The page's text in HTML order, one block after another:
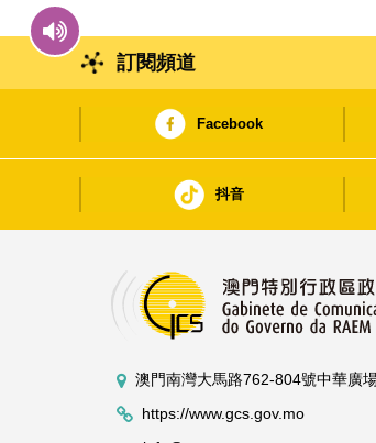
訂閱頻道
Facebook
抖音
澳門南灣大馬路762-804號中華廣
https://www.gcs.gov.mo